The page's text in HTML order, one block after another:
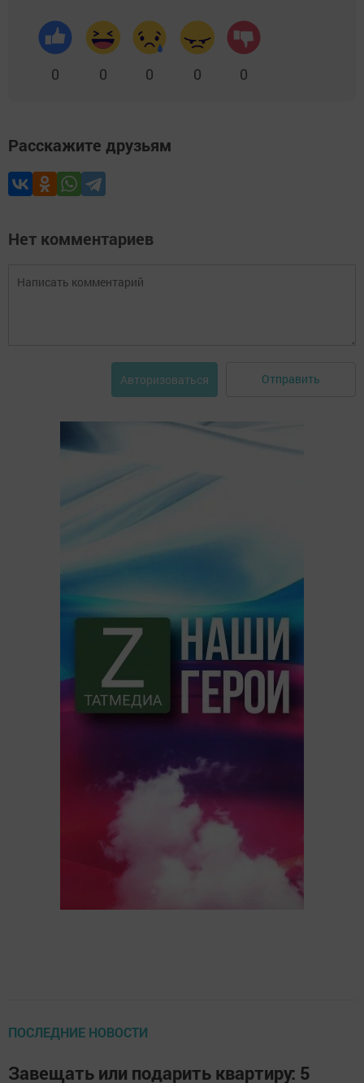
0 0 0 0 0
Расскажите друзьям
Нет комментариев
Авторизоваться Отправить
ПОСЛЕДНИЕ НОВОСТИ
Завещать или подарить квартиру: 5